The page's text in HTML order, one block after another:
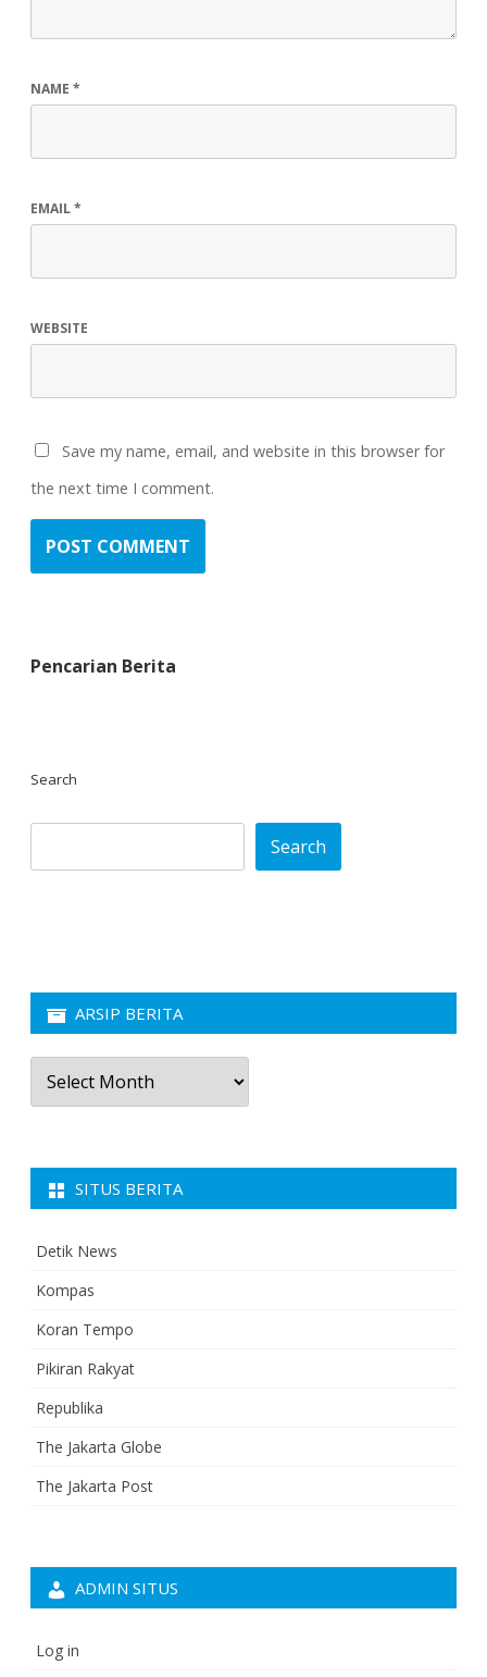
NAME *
EMAIL*
WEBSITE
Save my name, email, and website in this browser for
the next time I comment.
Pencarian Berita
Search
Search
ARSIP BERITA
Arsip
Berita
SITUS BERITA
Detik News
Kompas
Koran Tempo
Pikiran Rakyat
Republika
The Jakarta Globe
The Jakarta Post
ADMIN SITUS
Log in